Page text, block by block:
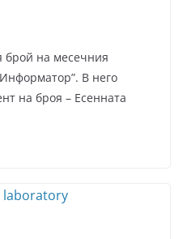
брой на месечния
В него
на броя – Есенната